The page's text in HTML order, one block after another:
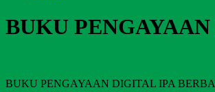
BUKU
BUKU PENGAYAAN DIGITAL IPA